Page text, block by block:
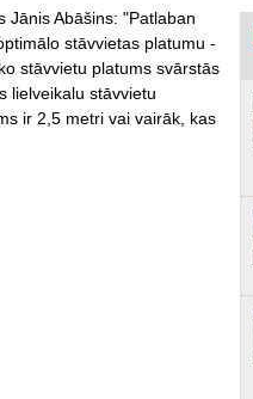
Jānis Abāšins: "Patlaban
stāvvietas platumu -
stāvvietu platums svārstās
lielveikalu stāvvietu
ir 2,5 metri vai vairāk, kas